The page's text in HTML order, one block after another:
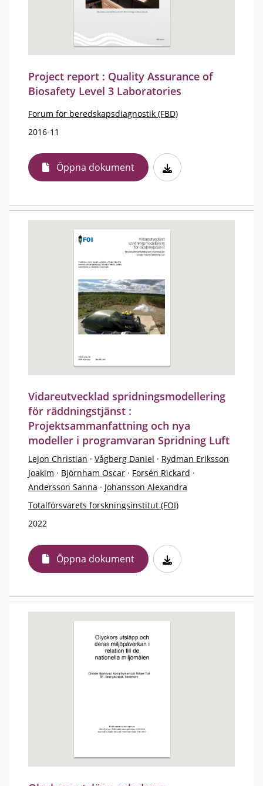
Project report : Quality Assurance of
Biosafety Level 3 Laboratories
Forum för beredskapsdiagnostik (FBD)
2016-11
Öppna dokument
Vidareutvecklad spridningsmodellering
för räddningstjänst :
Projektsammanfattning och nya
modeller i programvaran Spridning Luft
Lejon Christian · Vågberg Daniel · Rydman Eriksson
Joakim · Björnham Oscar · Forsén Rickard ·
Andersson Sanna · Johansson Alexandra
Totalförsvarets forskningsinstitut (FOI)
2022
Öppna dokument